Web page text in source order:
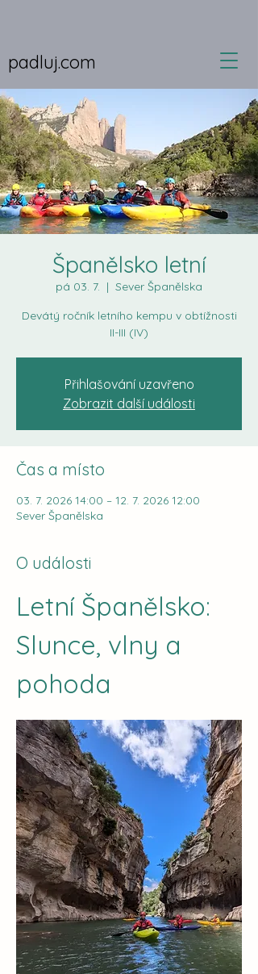
padluj.com
Španělsko letní
pá 03. 7.
  |
Sever Španělska
Devátý ročník letního kempu v obtížnosti
II-III (IV)
Přihlašování uzavřeno
Zobrazit další události
Čas a místo
03. 7. 2026 14:00 – 12. 7. 2026 12:00
Sever Španělska
O události
Letní Španělsko:
Slunce, vlny a
pohoda